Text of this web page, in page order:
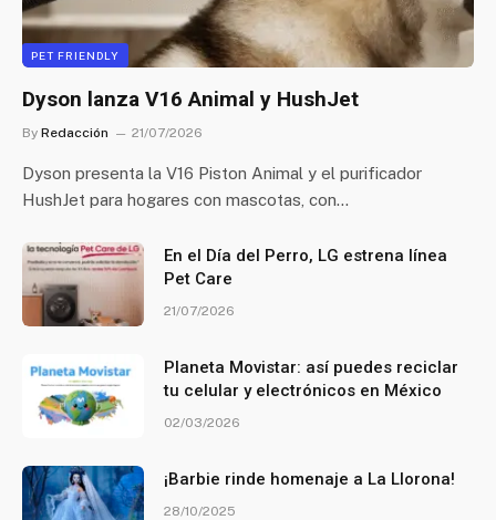
PET FRIENDLY
Dyson lanza V16 Animal y HushJet
By Redacción 21/07/2026
Dyson presenta la V16 Piston Animal y el purificador
HushJet para hogares con mascotas, con…
En el Día del Perro, LG estrena línea
Pet Care
21/07/2026
Planeta Movistar: así puedes reciclar
tu celular y electrónicos en México
02/03/2026
¡Barbie rinde homenaje a La Llorona!
28/10/2025